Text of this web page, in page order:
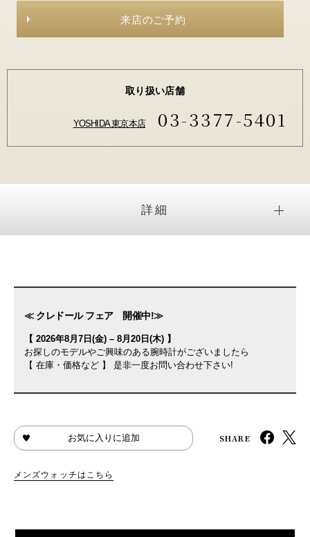
来店のご予約
取り扱い店舗
YOSHIDA 東京本店 03-3377-5401
詳細
≪ クレドール フェア 開催中!≫
【 2026年8月7日(金) – 8月20日(木) 】
お探しのモデルやご興味のある腕時計がございましたら
【 在庫・価格など 】 是非一度お問い合わせ下さい!
お気に入りに追加 SHARE
メンズウォッチはこちら